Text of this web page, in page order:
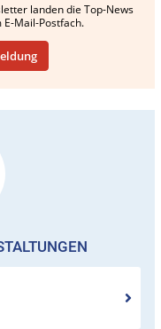
landen die Top-News
Mail-Postfach.